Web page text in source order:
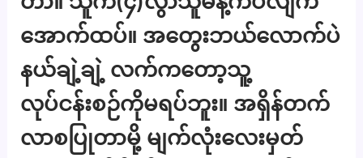
အောက်ထပ်။ အတွေးဘယ်လောက်ပဲ
နယ်ချဲ့ချဲ့ လက်ကတော့သူ့
လုပ်ငန်းစဉ်ကိုမရပ်ဘူး။ အရှိန်တက်
လာစပြုတာမို့ မျက်လုံးလေးမှတ်